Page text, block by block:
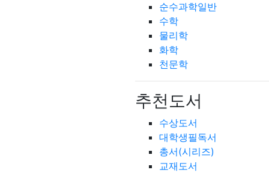
순수과학일반
수학
물리학
화학
천문학
추천도서
수상도서
대학생필독서
총서(시리즈)
교재도서